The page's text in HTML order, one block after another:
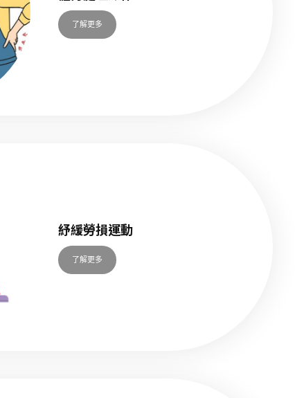
了解更多
紓緩勞損運動
了解更多